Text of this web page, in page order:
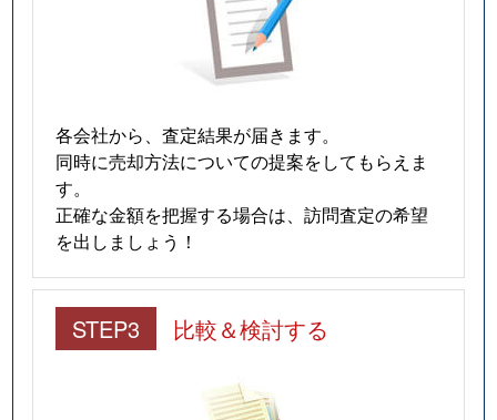
各会社から、査定結果が届きます。
同時に売却方法についての提案をしてもらえま
す。
正確な金額を把握する場合は、訪問査定の希望
を出しましょう！
STEP3 比較＆検討する